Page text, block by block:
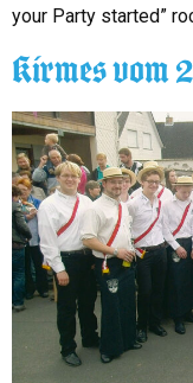
your Party started”
Kirmes vom